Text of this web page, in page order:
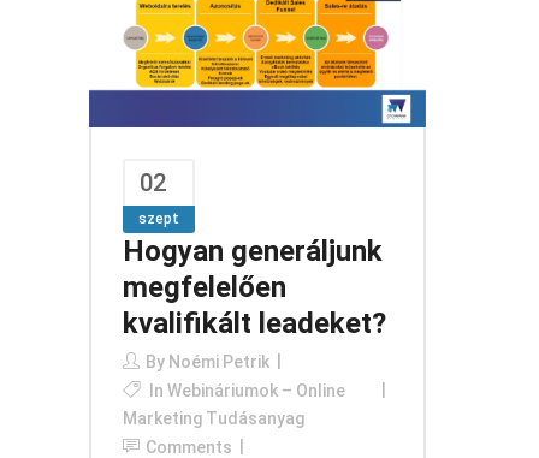
02
szept
Hogyan generáljunk
megfelelően
kvalifikált leadeket?
By Noémi Petrik
In Webináriumok – Online
Marketing Tudásanyag
Comments